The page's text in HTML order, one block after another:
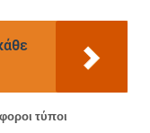
τύποι